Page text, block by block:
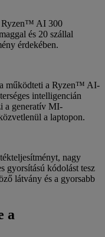
Ryzen™ AI 300
és 20 szállal
érdekében.
működteti a Ryzen™ AI-
intelligencián
a generatív MI-
a laptopon.
nagy
gyorsítású kódolást tesz
látvány és a gyorsabb
a